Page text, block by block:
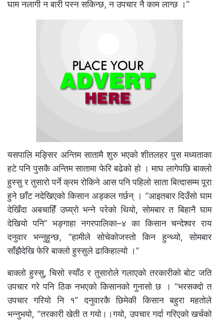
घाम नलागी न बारी पस्न सकिन्छ, न उपचार नै काम लाग्छ ।”
यसपालि मङ्सिर अन्तिम सातामै शुरु भएको शीतलहर पुस मध्यताका
हटे पनि पुसकै अन्तिम सातामा फेरि बढेको हो । माघ लागेपछि बाक्लो
हुस्सु र तुसारो पर्ने क्रम रोकिने आस पनि पहिलो साता बित्दासम्म पूरा
हुने छाँट नदेखिएको किसान अड्कल गर्छन् । “आइतबार दिउँसो घाम
देखिँदा अबचाहिँ उघ्य्रो भन्ने परेको थियो, सोमबार त बिहानै घाम
देखियो पनि” भङ्गाहा नगरपालिका–४ का किसान चन्देश्वर राय
दनुवार भन्नुहुन्छ, “हामीले सोचेकोजस्तो किन हुन्थ्यो, सोमबार
साँझैदेखि फेरि बाक्लो हुस्सुले ढाकिहाल्यो ।”
बाक्लो हुस्सु, चिसो स्याँठ र तुसारोले गलाएको तरकारीको बोट जति
उपचार गरे पनि ठिक नभएको किसानको गुनासो छ । “भरसक्दो त
उपचार गरियो नि १” दनुवारकै छिमेकी किसान बहुरा महतोले
भन्नुभयो, “तरकारी खेती त गयो।।गयो, उपचार गर्दा गरिएको खर्चको